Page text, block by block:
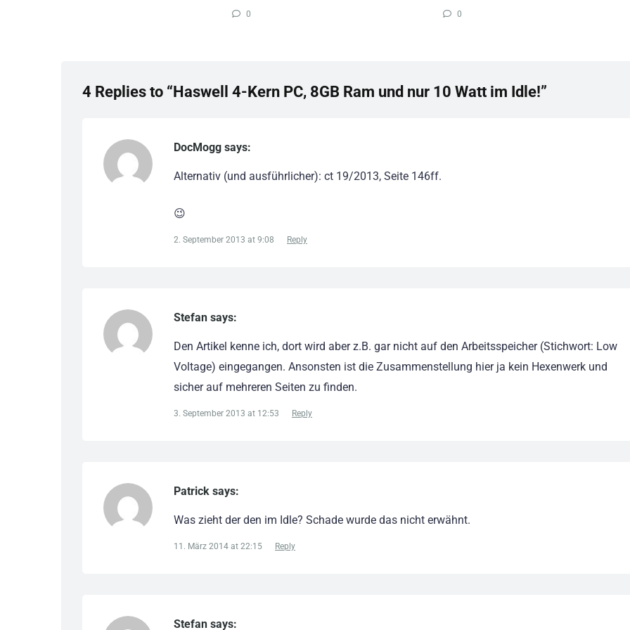
0 0
4 Replies to “Haswell 4-Kern PC, 8GB Ram und nur 10 Watt im Idle!”
DocMogg says:
Alternativ (und ausführlicher): ct 19/2013, Seite 146ff.
😉
2. September 2013 at 9:08 Reply
Stefan says:
Den Artikel kenne ich, dort wird aber z.B. gar nicht auf den Arbeitsspeicher (Stichwort: Low
Voltage) eingegangen. Ansonsten ist die Zusammenstellung hier ja kein Hexenwerk und
sicher auf mehreren Seiten zu finden.
3. September 2013 at 12:53 Reply
Patrick says:
Was zieht der den im Idle? Schade wurde das nicht erwähnt.
11. März 2014 at 22:15 Reply
Stefan says: